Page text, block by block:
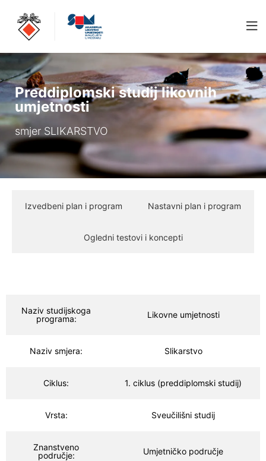
Preddiplomski studij likovnih
umjetnosti
smjer SLIKARSTVO
Izvedbeni plan i program Nastavni plan i program
Ogledni testovi i koncepti
Naziv studijskoga
programa:
Likovne umjetnosti
Naziv smjera: Slikarstvo
Ciklus: 1. ciklus (preddiplomski studij)
Vrsta: Sveučilišni studij
Znanstveno
područje:
Umjetničko područje